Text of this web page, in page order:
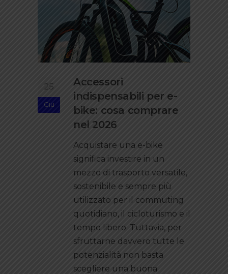
25
Giu
Accessori
indispensabili per e-
bike: cosa comprare
nel 2026
Acquistare una e-bike
significa investire in un
mezzo di trasporto versatile,
sostenibile e sempre più
utilizzato per il commuting
quotidiano, il cicloturismo e il
tempo libero. Tuttavia, per
sfruttarne davvero tutte le
potenzialità non basta
scegliere una buona